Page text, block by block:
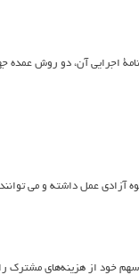
نامة اجرايي آن، دو روش
آزادي عمل داشته و مي
سهم خود از هزينه‌هاي